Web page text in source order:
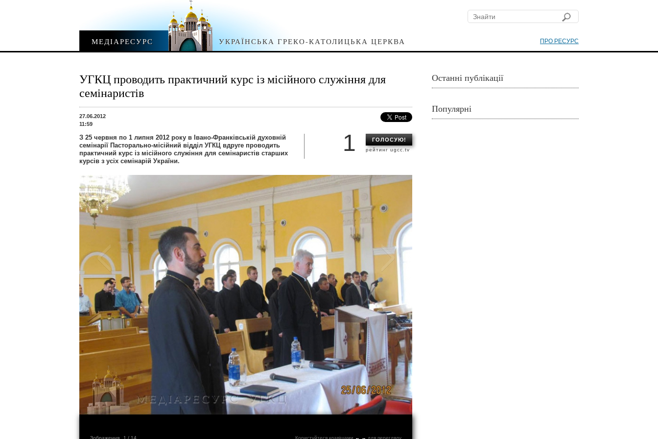
ПРО РЕСУРС
МЕДІАРЕСУРС УКРАЇНСЬКА ГРЕКО-КАТОЛИЦЬКА ЦЕРКВА
УГКЦ проводить практичний курс із місійного служіння для
семінаристів
27.06.2012
11:59
ГОЛОСУЮ!
рейтинг ugcc.tv
1
З 25 червня по 1 липня 2012 року в Івано-Франківській духовній
семінарії Пасторально-місійний відділ УГКЦ вдруге проводить
практичний курс із місійного служіння для семінаристів старших
курсів з усіх семінарій України.
Зображення 1 / 14 Користуйтеся клавішами ← → для перегляду
Останні публікації
Популярні